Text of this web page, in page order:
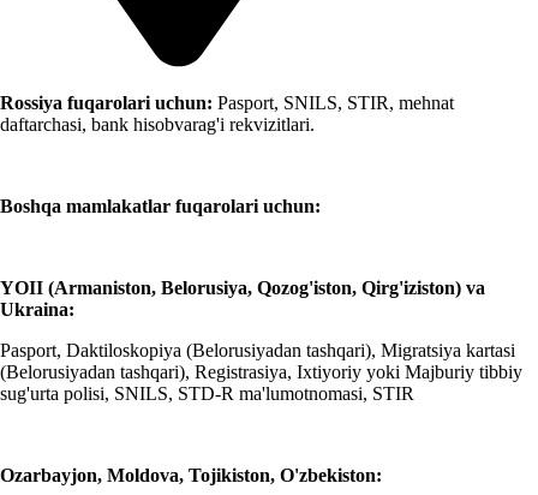
Rossiya fuqarolari uchun: Pasport, SNILS, STIR, mehnat
daftarchasi, bank hisobvarag'i rekvizitlari.
Boshqa mamlakatlar fuqarolari uchun:
YOII (Armaniston, Belorusiya, Qozog'iston, Qirg'iziston) va
Ukraina:
Pasport, Daktiloskopiya (Belorusiyadan tashqari), Migratsiya kartasi
(Belorusiyadan tashqari), Registrasiya, Ixtiyoriy yoki Majburiy tibbiy
sug'urta polisi, SNILS, STD-R ma'lumotnomasi, STIR
Ozarbayjon, Moldova, Tojikiston, O'zbekiston: